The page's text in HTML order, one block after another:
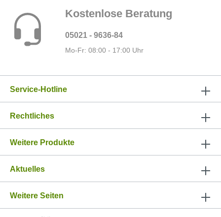
Kostenlose Beratung
05021 - 9636-84
Mo-Fr: 08:00 - 17:00 Uhr
Service-Hotline
Rechtliches
Weitere Produkte
Aktuelles
Weitere Seiten